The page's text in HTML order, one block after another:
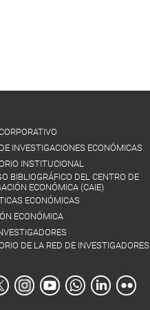
INVESTIGACIONES ECONÓMICAS
INSTITUCIONAL
BIBLIOGRÁFICO DEL CENTRO DE
ECONÓMICA (CAIE)
ECONÓMICAS
ECONÓMICA
DE LA RED DE INVESTIGADORES